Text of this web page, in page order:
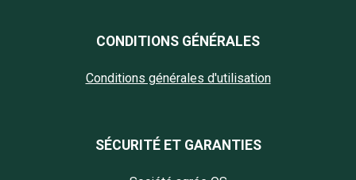
CONDITIONS GÉNÉRALES
Conditions générales d'utilisation
SÉCURITÉ ET GARANTIES